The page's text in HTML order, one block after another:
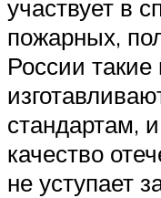
участвует в
пожарных,
России такие
стандартам,
качество
не уступает